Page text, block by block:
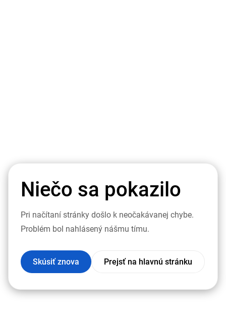
Niečo sa pokazilo
Pri načítaní stránky došlo k neočakávanej chybe.
Problém bol nahlásený nášmu tímu.
Skúsiť znova Prejsť na hlavnú stránku